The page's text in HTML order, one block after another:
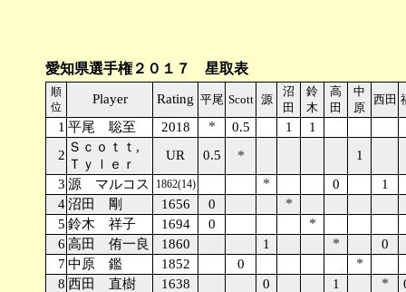
愛知県選手権２０１７ 星取表
順
位
Player Rating 平尾 Scott 源
沼
田
鈴
木
高
田
中
原
西田
1 平尾 聡至 2018 * 0.5 1
1
2
Ｓｃｏｔｔ,
Ｔｙｌｅｒ
UR 0.5 *
1
3 源 マルコス 1862(14) * 0
1
4沼田 剛 1656 0 *
5 鈴木 祥子 1694 0 *
6 高田 侑一良 1860 1 *
0
7 中原 鑑 1852 0 *
8 西田 直樹 1638 0 1 *